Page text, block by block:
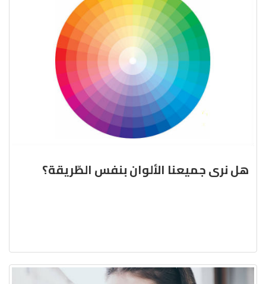
هل نرى جميعنا الألوان بنفس الطّريقة؟